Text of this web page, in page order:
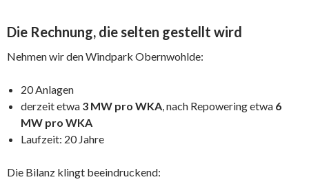
Die Rechnung, die selten gestellt wird
Nehmen wir den Windpark Obernwohlde:
20 Anlagen
derzeit etwa 3 MW pro WKA, nach Repowering etwa 6
MW pro WKA
Laufzeit: 20 Jahre
Die Bilanz klingt beeindruckend: